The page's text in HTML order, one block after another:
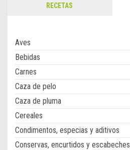
RECETAS
Aves
Bebidas
Carnes
Caza de pelo
Caza de pluma
Cereales
Condimentos, especias y aditivos
Conservas, encurtidos y escabeches